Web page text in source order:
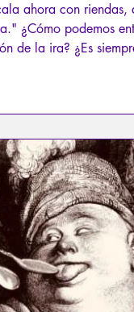
ahora con riendas,
esta
de la ira? ¿Es